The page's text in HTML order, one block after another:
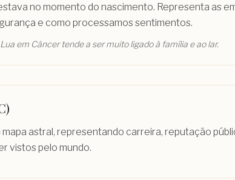
no momento do nascimento. Representa as
e como processamos sentimentos.
em Câncer tende a ser muito ligado à família e ao lar.
mapa astral, representando carreira, reputação
vistos pelo mundo.